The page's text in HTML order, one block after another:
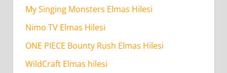
My Singing Monsters Elmas Hilesi
Nimo TV Elmas Hilesi
ONE PIECE Bounty Rush Elmas Hilesi
WildCraft Elmas hilesi